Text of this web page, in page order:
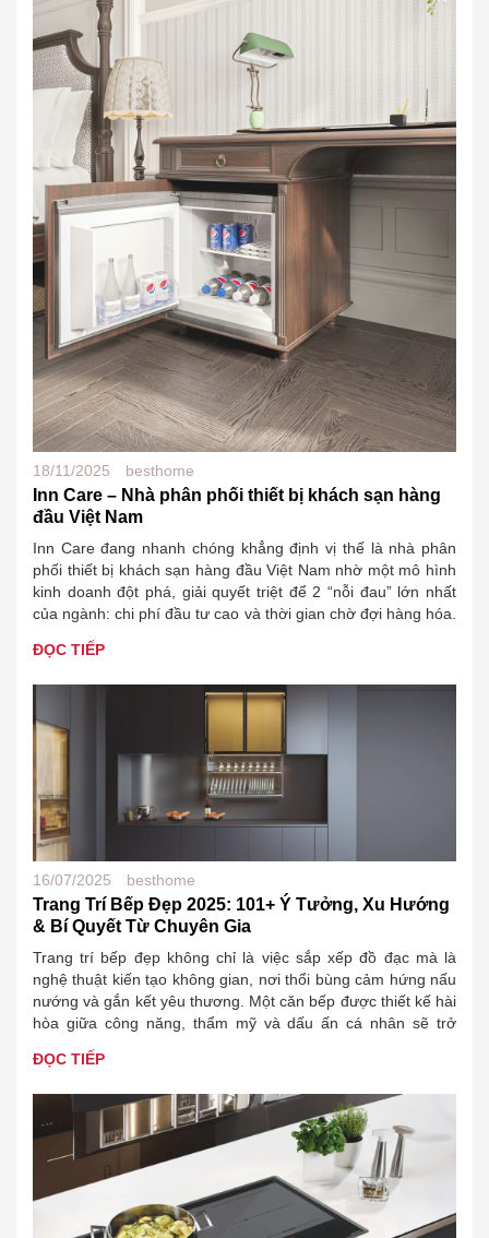
18/11/2025 besthome
Inn Care – Nhà phân phối thiết bị khách sạn hàng
đầu Việt Nam
Inn Care đang nhanh chóng khẳng định vị thế là nhà phân
phối thiết bị khách sạn hàng đầu Việt Nam nhờ một mô hình
kinh doanh đột phá, giải quyết triệt để 2 “nỗi đau” lớn nhất
của ngành: chi phí đầu tư cao và thời gian chờ đợi hàng hóa.
ĐỌC TIẾP
16/07/2025 besthome
Trang Trí Bếp Đẹp 2025: 101+ Ý Tưởng, Xu Hướng
& Bí Quyết Từ Chuyên Gia
Trang trí bếp đẹp không chỉ là việc sắp xếp đồ đạc mà là
nghệ thuật kiến tạo không gian, nơi thổi bùng cảm hứng nấu
nướng và gắn kết yêu thương. Một căn bếp được thiết kế hài
hòa giữa công năng, thẩm mỹ và dấu ấn cá nhân sẽ trở
ĐỌC TIẾP